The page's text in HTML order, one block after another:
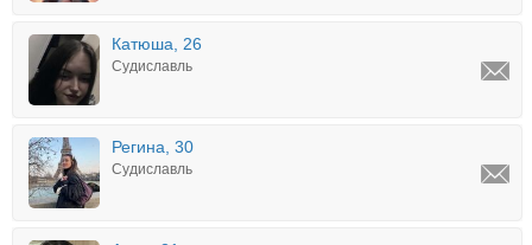
Катюша, 26
Судиславль
Регина, 30
Судиславль